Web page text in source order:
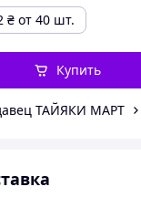
₴ от 40 шт.
Купить
ТАЙЯКИ МАРТ